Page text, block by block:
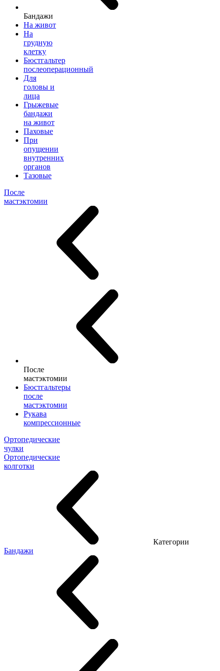
Бандажи
На живот
На
грудную
клетку
Бюстгальтер
послеоперационный
Для
головы и
лица
Грыжевые
бандажи
на живот
Паховые
При
опущении
внутренних
органов
Тазовые
После
мастэктомии
После
мастэктомии
Бюстгальтеры
после
мастэктомии
Рукава
компрессионные
Ортопедические
чулки
Ортопедические
колготки
Категории
Бандажи